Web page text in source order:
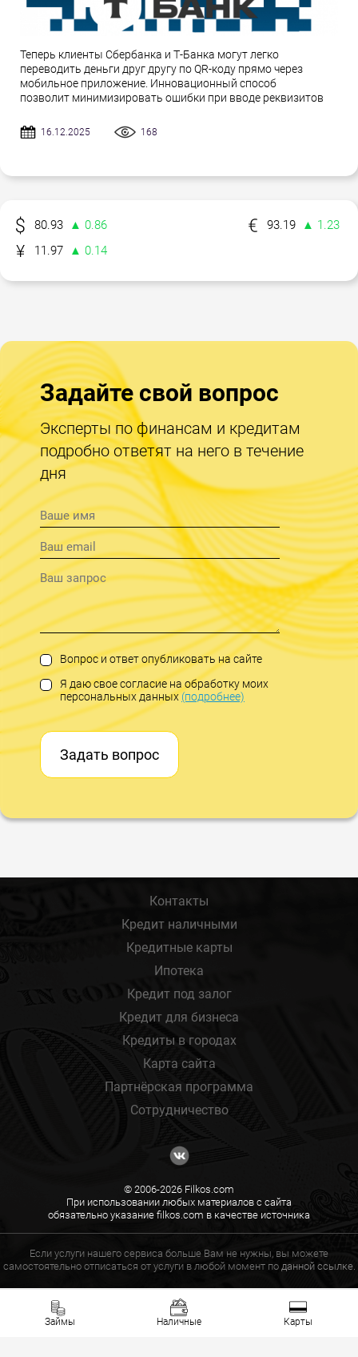
Теперь клиенты Сбербанка и Т-Банка могут легко
переводить деньги друг другу по QR-коду прямо через
мобильное приложение. Инновационный способ
позволит минимизировать ошибки при вводе реквизитов
16.12.2025 168
80.93 ▲ 0.86 93.19
▲ 1.23
11.97
▲ 0.14
Задайте свой вопрос
Эксперты по финансам и кредитам
подробно ответят на него в течение
дня
Вопрос и ответ опубликовать на сайте
Я даю свое согласие на обработку моих
персональных данных(подробнее)
Задать вопрос
Займы Наличные Карты
Контакты
Кредит наличными
Кредитные карты
Ипотека
Кредит под залог
Кредит для бизнеса
Кредиты в городах
Карта сайта
Партнёрская программа
Сотрудничество
© 2006-2026 Filkos.com
При использовании любых материалов с сайта
обязательно указание filkos.com в качестве источника
Если услуги нашего сервиса больше Вам не нужны, вы можете
самостоятельно отписаться от услуги в любой момент по данной ссылке.